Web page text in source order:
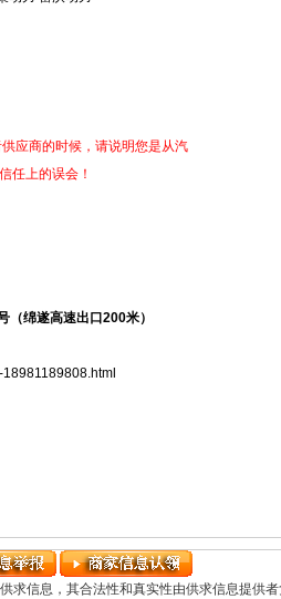
应商的时候，请说明您是从汽
任上的误会！
（绵遂高速出口200米）
求信息，其合法性和真实性由供求信息提供